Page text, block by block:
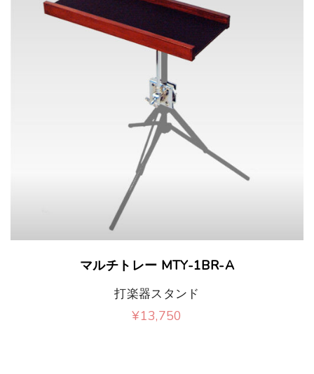
マルチトレー MTY-1BR-A
打楽器スタンド
¥13,750